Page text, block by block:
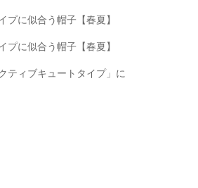
プに似合う帽子【春夏】
プに似合う帽子【春夏】
ティブキュートタイプ」に